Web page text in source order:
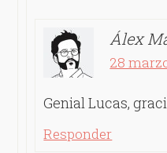
Álex
28
Genial Lucas,
Responder